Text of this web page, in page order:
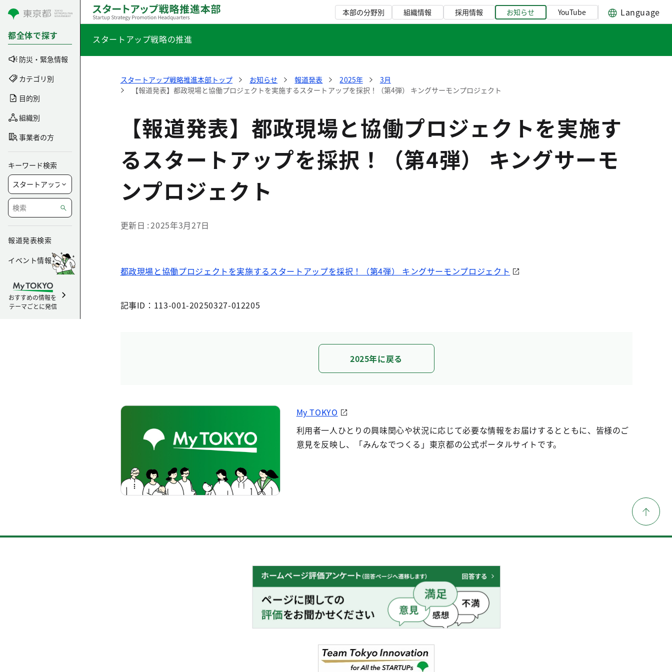
コンテンツにスキップ
都全体で探す
防災・緊急情報
カテゴリ別
目的別
組織別
事業者の方
キーワード検索
報道発表検索
イベント情報
おすすめの情報を
テーマごとに発信
本部の分野別 組織情報 採用情報 お知らせ YouTube Language
スタートアップ戦略の推進
スタートアップ戦略推進本部トップ お知らせ 報道発表 2025年
3月
【報道発表】都政現場と協働プロジェクトを実施するスタートアップを採択！（第4弾） キングサーモンプロジェクト
【報道発表】都政現場と協働プロジェクトを実施す
るスタートアップを採択！（第4弾） キングサーモ
ンプロジェクト
更新日 2025年3月27日
都政現場と協働プロジェクトを実施するスタートアップを採択！（第4弾） キングサーモンプロジェクト
記事ID：113-001-20250327-012205
2025年に戻る
My TOKYO
利用者一人ひとりの興味関心や状況に応じて必要な情報をお届けするとともに、皆様のご
意見を反映し、「みんなでつくる」東京都の公式ポータルサイトです。